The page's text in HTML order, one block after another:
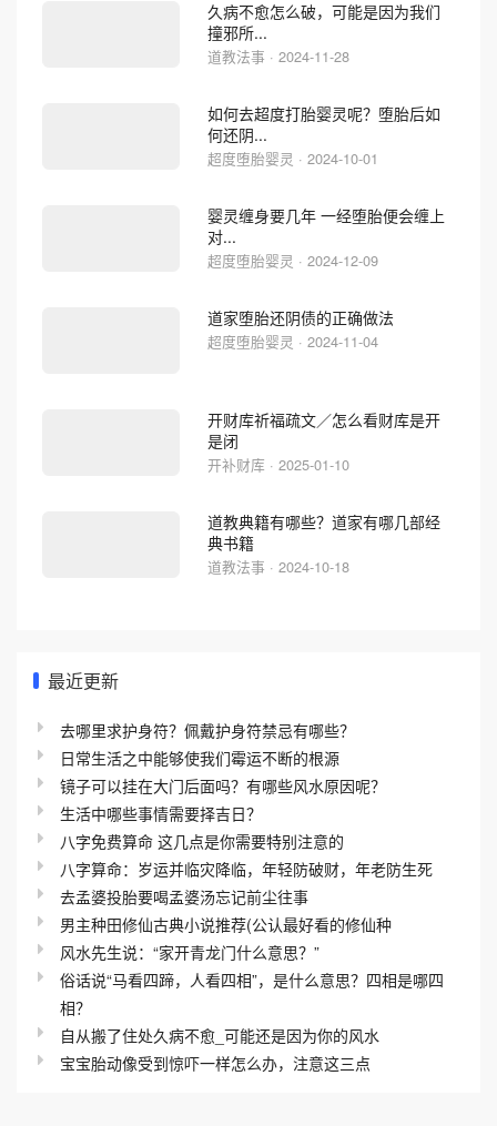
久病不愈怎么破，可能是因为我们
撞邪所...
道教法事 · 2024-11-28
如何去超度打胎婴灵呢？堕胎后如
何还阴...
超度堕胎婴灵 · 2024-10-01
婴灵缠身要几年 一经堕胎便会缠上
对...
超度堕胎婴灵 · 2024-12-09
道家堕胎还阴债的正确做法
超度堕胎婴灵 · 2024-11-04
开财库祈福疏文／怎么看财库是开
是闭
开补财库 · 2025-01-10
道教典籍有哪些？道家有哪几部经
典书籍
道教法事 · 2024-10-18
最近更新
去哪里求护身符？佩戴护身符禁忌有哪些？
日常生活之中能够使我们霉运不断的根源
镜子可以挂在大门后面吗？有哪些风水原因呢？
生活中哪些事情需要择吉日？
八字免费算命 这几点是你需要特别注意的
八字算命：岁运并临灾降临，年轻防破财，年老防生死
去孟婆投胎要喝孟婆汤忘记前尘往事
男主种田修仙古典小说推荐(公认最好看的修仙种
风水先生说：“家开青龙门什么意思？”
俗话说“马看四蹄，人看四相”，是什么意思？四相是哪四
相？
自从搬了住处久病不愈_可能还是因为你的风水
宝宝胎动像受到惊吓一样怎么办，注意这三点